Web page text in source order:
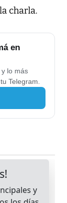
charla.
en
lo más
Telegram.